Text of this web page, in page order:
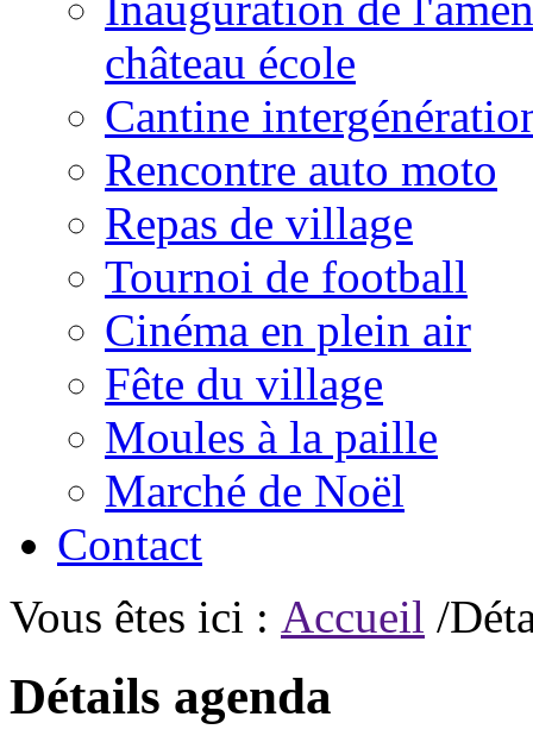
château école
Cantine
Rencontre auto moto
Repas de village
Tournoi de football
Cinéma en plein air
Fête du village
Moules à la paille
Marché de Noël
Contact
Vous êtes ici : Accueil /
Détails agenda